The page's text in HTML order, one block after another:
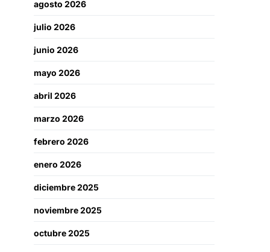
agosto 2026
julio 2026
junio 2026
mayo 2026
abril 2026
marzo 2026
febrero 2026
enero 2026
diciembre 2025
noviembre 2025
octubre 2025